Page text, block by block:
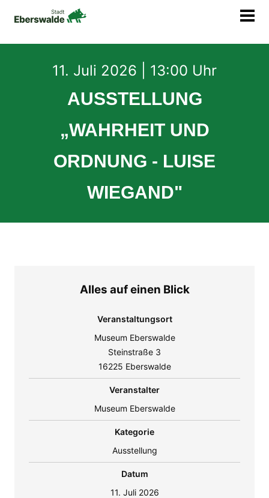
11. Juli 2026 | 13:00 Uhr
AUSSTELLUNG
„WAHRHEIT UND
ORDNUNG - LUISE
WIEGAND"
Alles auf einen Blick
Veranstaltungsort
Museum Eberswalde
Steinstraße 3
16225 Eberswalde
Veranstalter
Museum Eberswalde
Kategorie
Ausstellung
Datum
11. Juli 2026